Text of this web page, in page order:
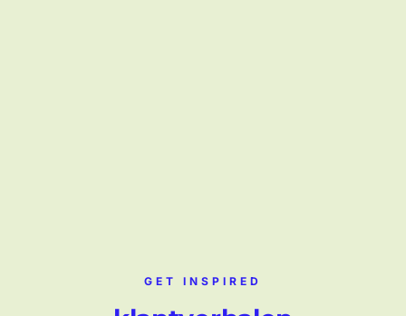
GET INSPIRED